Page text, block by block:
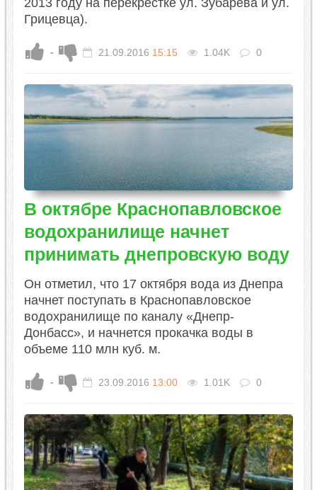
2013 году на перекрестке ул. Зубарева и ул.
Грицевца).
- 21.09.2016 15:15 1.04K 0
В октябре Краснопавловское
водохранилище начнет
принимать днепровскую воду
Он отметил, что 17 октября вода из Днепра
начнет поступать в Краснопавловское
водохранилище по каналу «Днепр-
Донбасс», и начнется прокачка воды в
объеме 110 млн куб. м.
- 23.09.2016 13:00 1.01K 0